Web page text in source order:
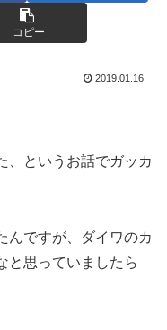
コピー
2019.01.16
、というお話でガッカ
んですが、ダイワのカ
と思っていましたら